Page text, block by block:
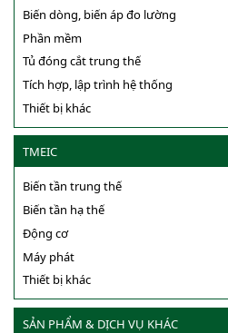
Biến dòng, biến áp đo lường
Phần mềm
Tủ đóng cắt trung thế
Tích hợp, lập trình hệ thống
Thiết bị khác
TMEIC
Biến tần trung thế
Biến tần hạ thế
Động cơ
Máy phát
Thiết bị khác
SẢN PHẨM & DỊCH VỤ KHÁC